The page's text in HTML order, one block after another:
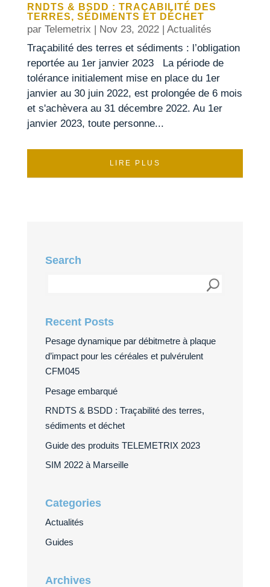
RNDTS & BSDD : TRAÇABILITÉ DES
TERRES, SÉDIMENTS ET DÉCHET
par Telemetrix Nov 23, 2022| Actualités
Traçabilité des terres et sédiments : l’obligation
reportée au 1er janvier 2023 La période de
tolérance initialement mise en place du 1er
janvier au 30 juin 2022, est prolongée de 6 mois
et s'achèvera au 31 décembre 2022. Au 1er
janvier 2023, toute personne...
LIRE PLUS
Search
Recent Posts
Pesage dynamique par débitmetre à plaque
d’impact pour les céréales et pulvérulent
CFM045
Pesage embarqué
RNDTS & BSDD : Traçabilité des terres,
sédiments et déchet
Guide des produits TELEMETRIX 2023
SIM 2022 à Marseille
Categories
Actualités
Guides
Archives